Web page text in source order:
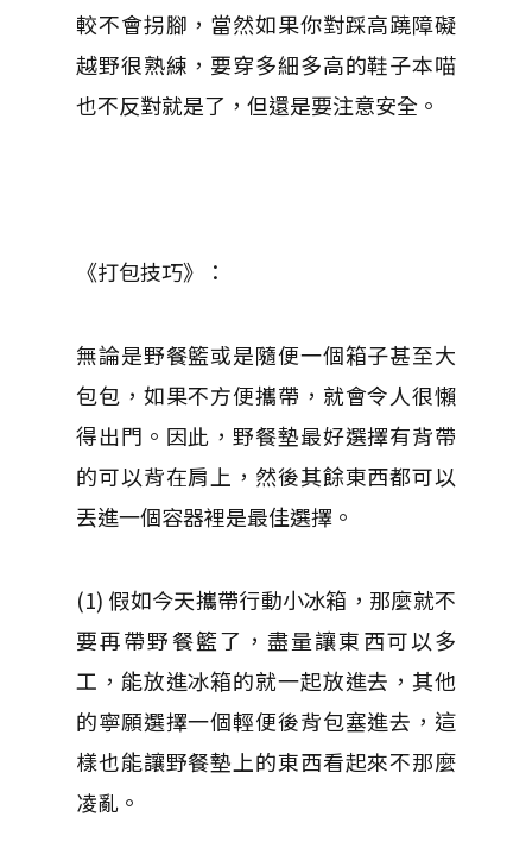
較不會拐腳，當然如果你對踩高蹺障礙
越野很熟練，要穿多細多高的鞋子本喵
也不反對就是了，但還是要注意安全。
《打包技巧》：
無論是野餐籃或是隨便一個箱子甚至大
包包，如果不方便攜帶，就會令人很懶
得出門。因此，野餐墊最好選擇有背帶
的可以背在肩上，然後其餘東西都可以
丟進一個容器裡是最佳選擇。
(1) 假如今天攜帶行動小冰箱，那麼就不
要再帶野餐籃了，盡量讓東西可以多
工，能放進冰箱的就一起放進去，其他
的寧願選擇一個輕便後背包塞進去，這
樣也能讓野餐墊上的東西看起來不那麼
凌亂。